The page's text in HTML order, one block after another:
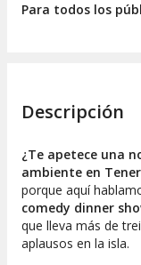
Para todos los
Descripción
¿Te apetece una
ambiente en
porque aquí
comedy dinner
que lleva más de
aplausos en la isla.